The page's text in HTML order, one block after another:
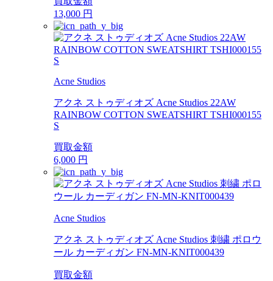
13,000 円
Acne Studios
アクネ ストゥディオズ Acne Studios 22AW
RAINBOW COTTON SWEATSHIRT TSHI000155
S
買取金額
6,000 円
Acne Studios
アクネ ストゥディオズ Acne Studios 刺繍 ポロウ
ール カーディガン FN-MN-KNIT000439
買取金額